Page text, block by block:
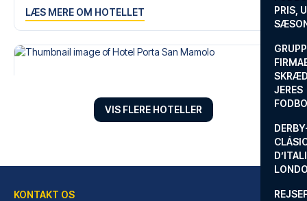
PRIS,
JERES
LÆS MERE OM HOTELLET
VIS FLERE HOTELLER
KONTAKT OS